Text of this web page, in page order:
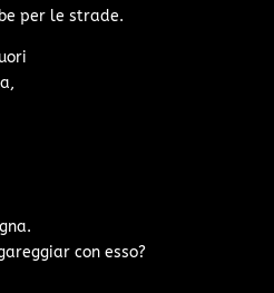
per le strade.
con esso?